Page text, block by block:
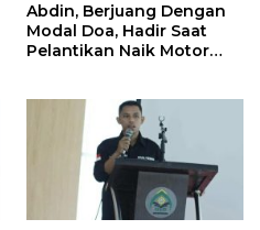
Abdin, Berjuang Dengan
Modal Doa, Hadir Saat
Pelantikan Naik Motor